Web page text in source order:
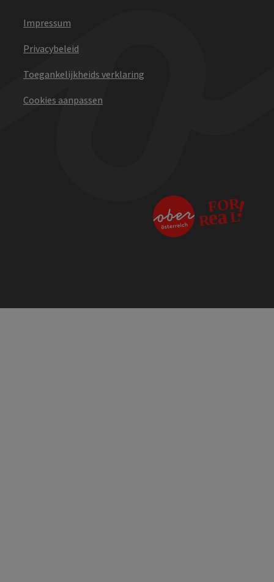
Impressum
Privacybeleid
Toegankelijkheids verklaring
Cookies aanpassen